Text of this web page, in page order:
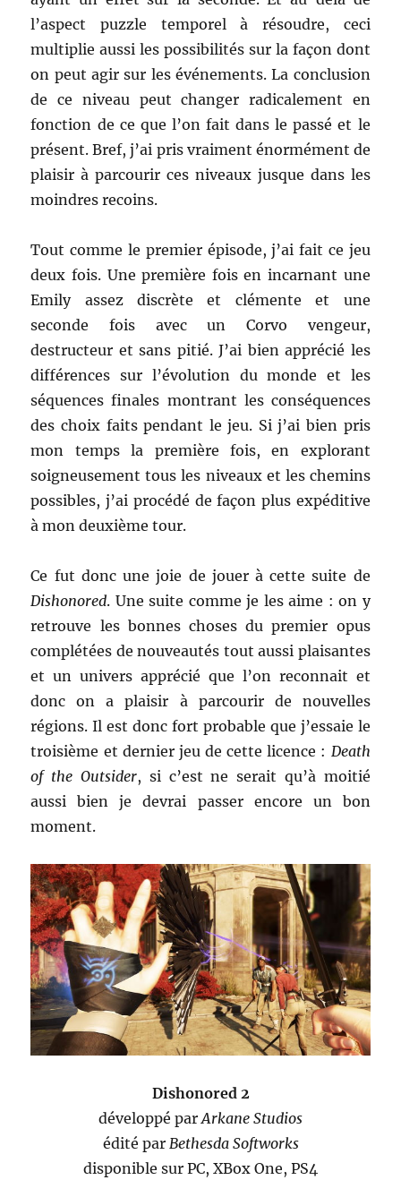
l’aspect puzzle temporel à résoudre, ceci
multiplie aussi les possibilités sur la façon dont
on peut agir sur les événements. La conclusion
de ce niveau peut changer radicalement en
fonction de ce que l’on fait dans le passé et le
présent. Bref, j’ai pris vraiment énormément de
plaisir à parcourir ces niveaux jusque dans les
moindres recoins.
Tout comme le premier épisode, j’ai fait ce jeu
deux fois. Une première fois en incarnant une
Emily assez discrète et clémente et une
seconde fois avec un Corvo vengeur,
destructeur et sans pitié. J’ai bien apprécié les
différences sur l’évolution du monde et les
séquences finales montrant les conséquences
des choix faits pendant le jeu. Si j’ai bien pris
mon temps la première fois, en explorant
soigneusement tous les niveaux et les chemins
possibles, j’ai procédé de façon plus expéditive
à mon deuxième tour.
Ce fut donc une joie de jouer à cette suite de
Dishonored. Une suite comme je les aime : on y
retrouve les bonnes choses du premier opus
complétées de nouveautés tout aussi plaisantes
et un univers apprécié que l’on reconnait et
donc on a plaisir à parcourir de nouvelles
régions. Il est donc fort probable que j’essaie le
troisième et dernier jeu de cette licence : Death
of the Outsider, si c’est ne serait qu’à moitié
aussi bien je devrai passer encore un bon
moment.
Dishonored 2
développé parArkane Studios
édité par Bethesda Softworks
disponible sur PC, XBox One, PS4